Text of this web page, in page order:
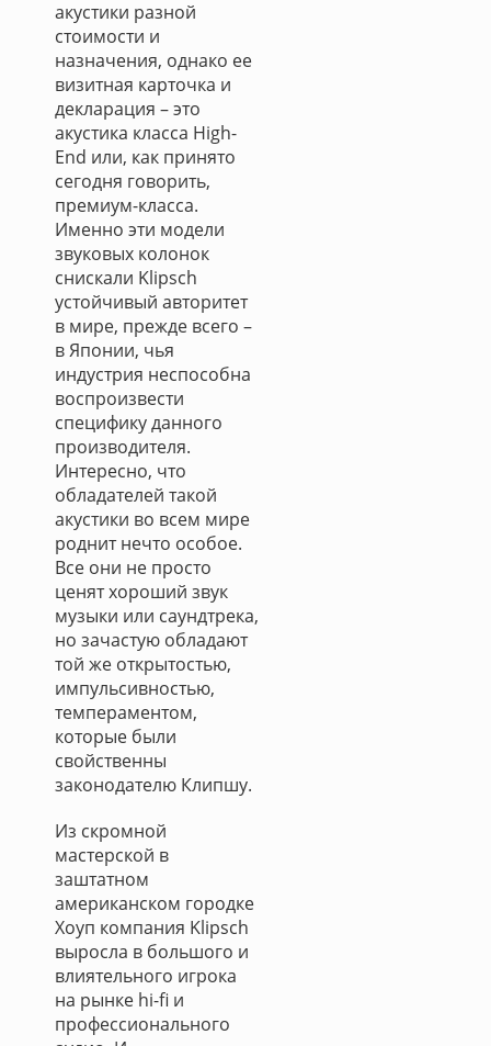
акустики разной
стоимости и
назначения, однако ее
визитная карточка и
декларация – это
акустика класса High-
End или, как принято
сегодня говорить,
премиум-класса.
Именно эти модели
звуковых колонок
снискали Klipsch
устойчивый авторитет
в мире, прежде всего –
в Японии, чья
индустрия неспособна
воспроизвести
специфику данного
производителя.
Интересно, что
обладателей такой
акустики во всем мире
роднит нечто особое.
Все они не просто
ценят хороший звук
музыки или саундтрека,
но зачастую обладают
той же открытостью,
импульсивностью,
темпераментом,
которые были
свойственны
законодателю Клипшу.
Из скромной
мастерской в
заштатном
американском городке
Хоуп компания Klipsch
выросла в большого и
влиятельного игрока
на рынке hi-fi и
профессионального